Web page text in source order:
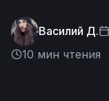
Василий Д.
10 мин чтения